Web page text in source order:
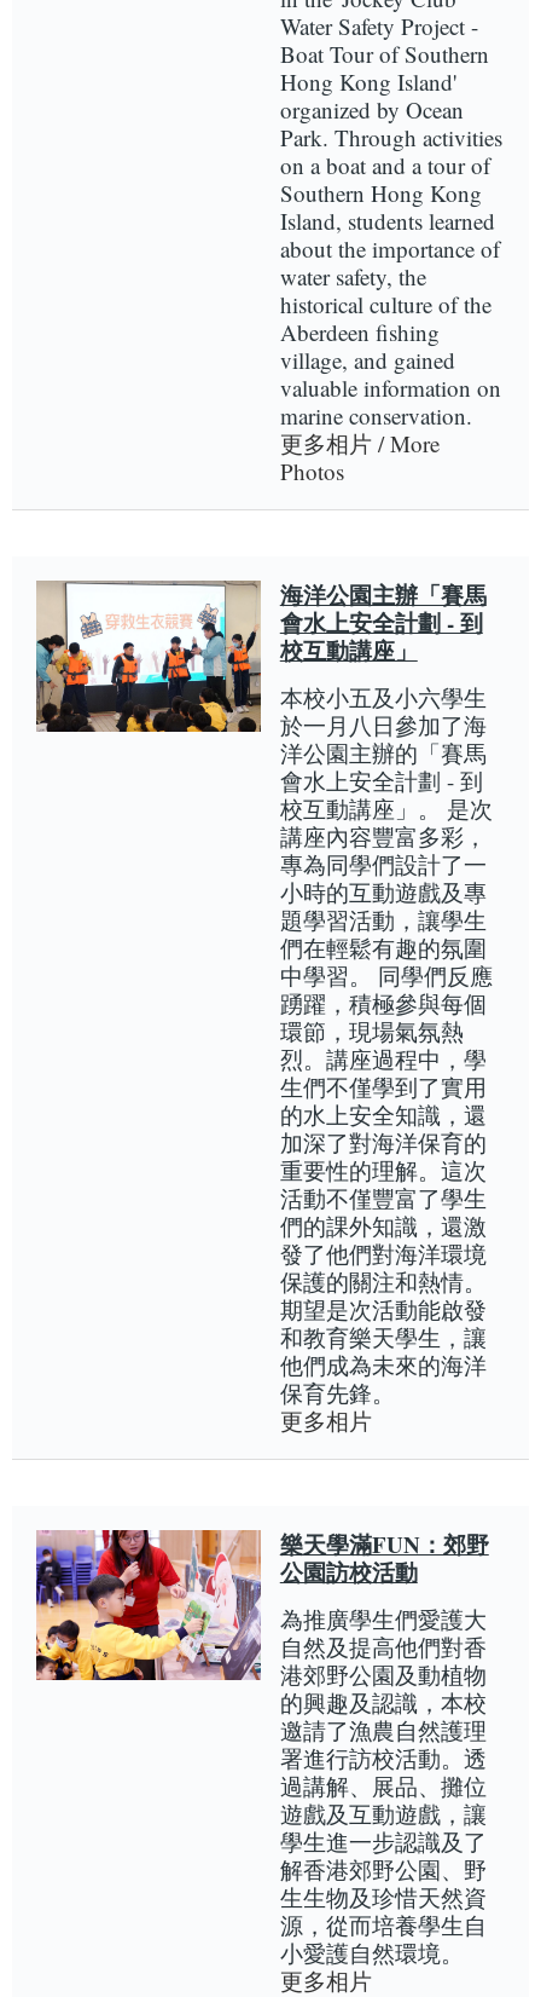
Water Safety Project -
Boat Tour of Southern
Hong Kong Island'
organized by Ocean
Park. Through activities
on a boat and a tour of
Southern Hong Kong
Island, students learned
about the importance of
water safety, the
historical culture of the
Aberdeen fishing
village, and gained
valuable information on
marine conservation.
更多相片 / More
Photos
海洋公園主辦「賽馬
會水上安全計劃 - 到
校互動講座」
本校小五及小六學生
於一月八日參加了海
洋公園主辦的「賽馬
會水上安全計劃 - 到
校互動講座」。 是次
講座內容豐富多彩，
專為同學們設計了一
小時的互動遊戲及專
題學習活動，讓學生
們在輕鬆有趣的氛圍
中學習。 同學們反應
踴躍，積極參與每個
環節，現場氣氛熱
烈。講座過程中，學
生們不僅學到了實用
的水上安全知識，還
加深了對海洋保育的
重要性的理解。這次
活動不僅豐富了學生
們的課外知識，還激
發了他們對海洋環境
保護的關注和熱情。
期望是次活動能啟發
和教育樂天學生，讓
他們成為未來的海洋
保育先鋒。
更多相片
樂天學滿FUN：郊野
公園訪校活動
為推廣學生們愛護大
自然及提高他們對香
港郊野公園及動植物
的興趣及認識，本校
邀請了漁農自然護理
署進行訪校活動。透
過講解、展品、攤位
遊戲及互動遊戲，讓
學生進一步認識及了
解香港郊野公園、野
生生物及珍惜天然資
源，從而培養學生自
小愛護自然環境。
更多相片